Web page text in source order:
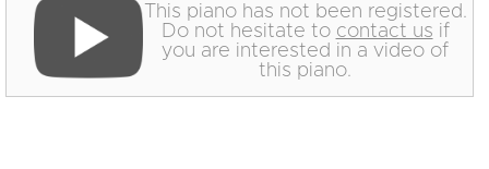
This piano has not been registered.
Do not hesitate to contact us if
you are interested in a video of
this piano.